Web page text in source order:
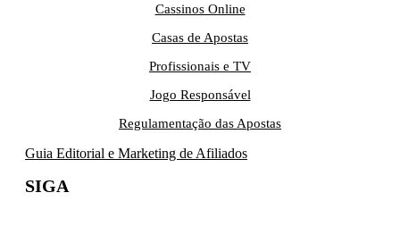
Cassinos Online
Casas de Apostas
Profissionais e TV
Jogo Responsável
Regulamentação das Apostas
Guia Editorial e Marketing de Afiliados
SIGA